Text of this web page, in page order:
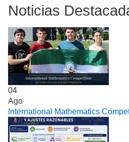
Noticias
04
Ago
International Mathematics